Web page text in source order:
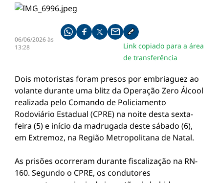
06/06/2026 às
13:28
Compartilhe pelo whatsapp
Compartilhar no facebook
Compartilhar no twitter
Compartilhe pelo email
Copiar link da notícia
Link copiado para a área
de transferência
Dois motoristas foram presos por embriaguez ao
volante durante uma blitz da Operação Zero Álcool
realizada pelo Comando de Policiamento
Rodoviário Estadual (CPRE) na noite desta sexta-
feira (5) e início da madrugada deste sábado (6),
em Extremoz, na Região Metropolitana de Natal.
As prisões ocorreram durante fiscalização na RN-
160. Segundo o CPRE, os condutores